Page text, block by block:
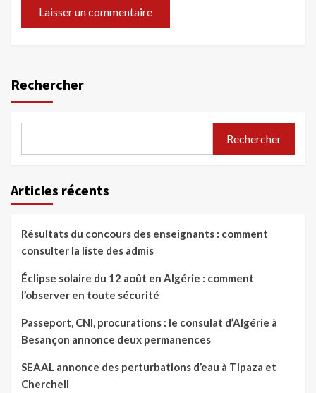
Rechercher
Rechercher
Articles récents
Résultats du concours des enseignants : comment
consulter la liste des admis
Éclipse solaire du 12 août en Algérie : comment
l’observer en toute sécurité
Passeport, CNI, procurations : le consulat d’Algérie à
Besançon annonce deux permanences
SEAAL annonce des perturbations d’eau à Tipaza et
Cherchell